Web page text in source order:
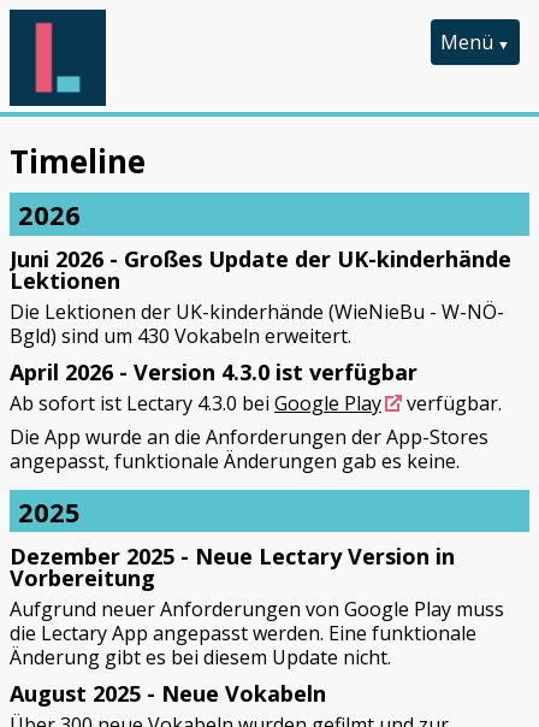
Menü
Startseite
Anleitung
Timeline
Timeline
2026
Juni 2026 - Großes Update der UK-kinderhände
Lektionen
Die Lektionen der UK-kinderhände (WieNieBu - W-NÖ-
Bgld) sind um 430 Vokabeln erweitert.
April 2026 - Version 4.3.0 ist verfügbar
Ab sofort ist Lectary 4.3.0 bei Google Play
verfügbar.
Die App wurde an die Anforderungen der App-Stores
angepasst, funktionale Änderungen gab es keine.
2025
Dezember 2025 - Neue Lectary Version in
Vorbereitung
Aufgrund neuer Anforderungen von Google Play muss
die Lectary App angepasst werden. Eine funktionale
Änderung gibt es bei diesem Update nicht.
August 2025 - Neue Vokabeln